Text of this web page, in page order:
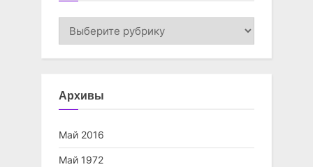
Разделы
Архивы
Май 2016
Май 1972